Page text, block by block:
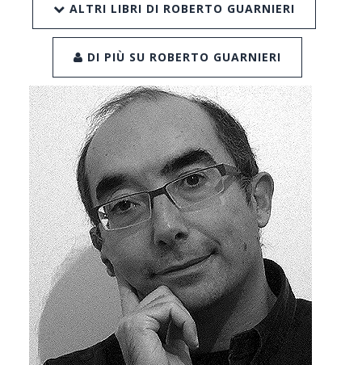
ALTRI LIBRI DI ROBERTO GUARNIERI
DI PIÙ SU ROBERTO GUARNIERI